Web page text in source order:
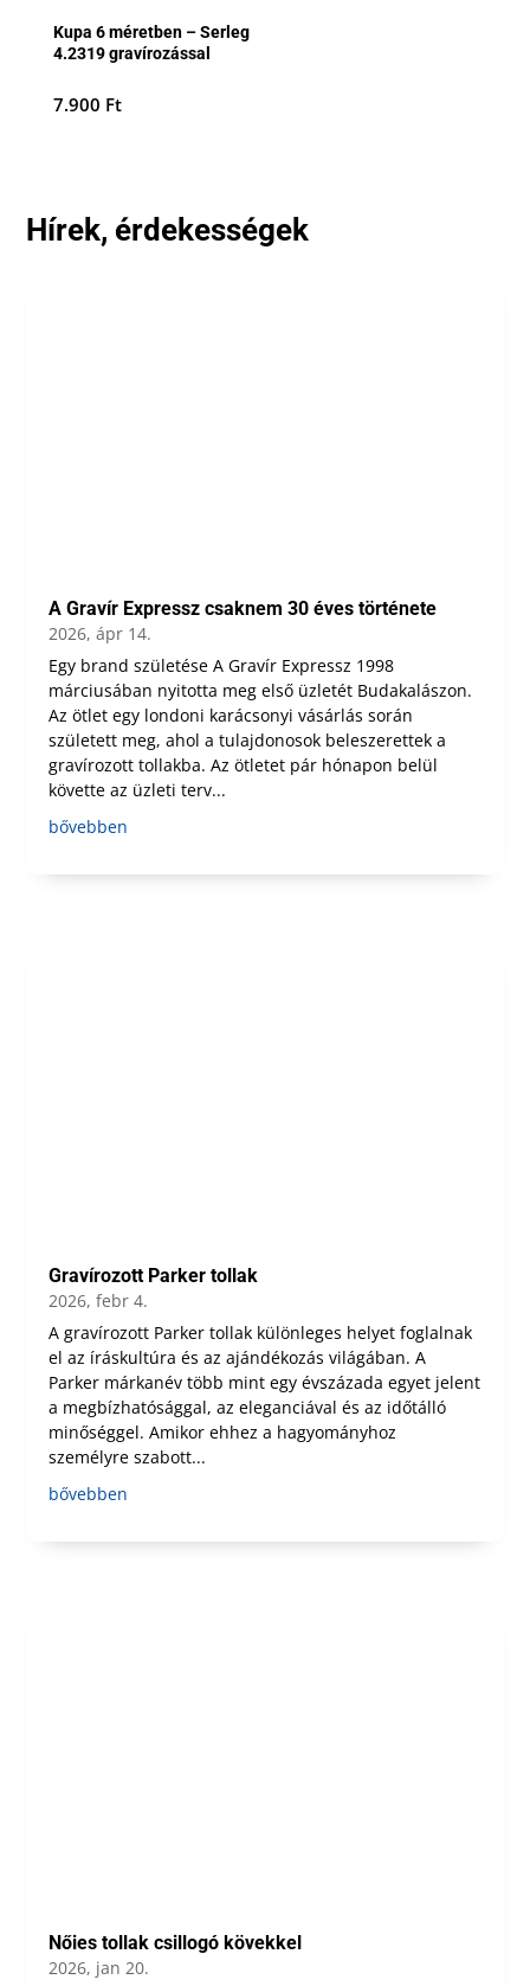
Kupa 6 méretben – Serleg
4.2319 gravírozással
7.900 Ft
Hírek, érdekességek
A Gravír Expressz csaknem 30 éves története
2026, ápr 14.
Egy brand születése A Gravír Expressz 1998
márciusában nyitotta meg első üzletét Budakalászon.
Az ötlet egy londoni karácsonyi vásárlás során
született meg, ahol a tulajdonosok beleszerettek a
gravírozott tollakba. Az ötletet pár hónapon belül
követte az üzleti terv...
bővebben
Gravírozott Parker tollak
2026, febr 4.
A gravírozott Parker tollak különleges helyet foglalnak
el az íráskultúra és az ajándékozás világában. A
Parker márkanév több mint egy évszázada egyet jelent
a megbízhatósággal, az eleganciával és az időtálló
minőséggel. Amikor ehhez a hagyományhoz
személyre szabott...
bővebben
Nőies tollak csillogó kövekkel
2026, jan 20.